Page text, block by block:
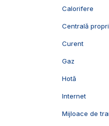
Calorifere
Centrală
Curent
Gaz
Hotă
Internet
Mijloace de